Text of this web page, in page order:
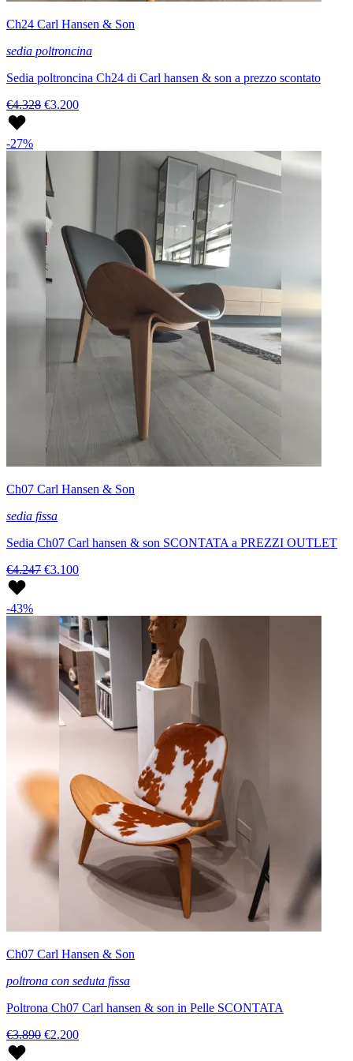
Ch24 Carl Hansen & Son
sedia poltroncina
Sedia poltroncina Ch24 di Carl hansen & son a prezzo scontato
€4.328 €3.200
-27%
Ch07 Carl Hansen & Son
sedia fissa
Sedia Ch07 Carl hansen & son SCONTATA a PREZZI OUTLET
€4.247 €3.100
-43%
Ch07 Carl Hansen & Son
poltrona con seduta fissa
Poltrona Ch07 Carl hansen & son in Pelle SCONTATA
€3.890 €2.200